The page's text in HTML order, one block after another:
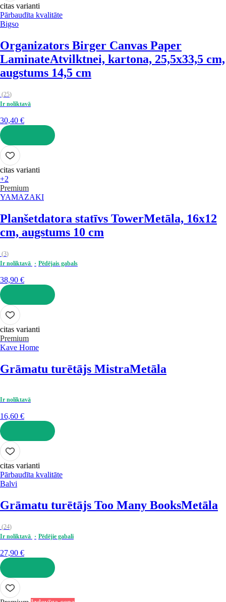
citas varianti
Pārbaudīta kvalitāte
Bigso
Organizators Birger Canvas Paper
LaminateAtvilktnei, kartona, 25,5x33,5 cm,
augstums 14,5 cm
(25)
Ir noliktavā
30,40 €
LIKT GROZĀ
citas varianti
+2
Premium
YAMAZAKI
Planšetdatora statīvs TowerMetāla, 16x12
cm, augstums 10 cm
(3)
Ir noliktavā
Pēdējais gabals
38,90 €
LIKT GROZĀ
citas varianti
Premium
Kave Home
Grāmatu turētājs MistraMetāla
Ir noliktavā
16,60 €
LIKT GROZĀ
citas varianti
Pārbaudīta kvalitāte
Balvi
Grāmatu turētājs Too Many BooksMetāla
(24)
Ir noliktavā
Pēdējie gabali
27,90 €
LIKT GROZĀ